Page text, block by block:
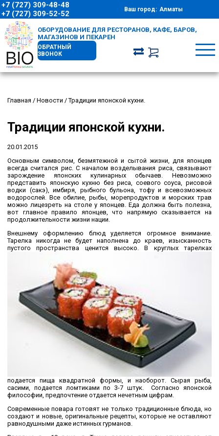
+7 (727) 309-48-48
+7 (727) 309-52-52
Ваш город: Алматы
ОБОРУДОВАНИЕ ДЛЯ РЕСТОРАНОВ, КАФЕ, БАРОВ,
МАГАЗИНОВ И ПЕКАРЕН
ОБРАТНЫЙ
ЗВОНОК
Главная / Новости /Традиции японской кухни.
Традиции японской кухни.
20.01.2015
Основным символом, безмятежной и сытой жизни, для японцев
всегда считался рис. С началом возделывания риса, связывают
зарождение японских кулинарных обычаев.
Невозможно
представить японскую кухню без риса, соевого соуса, рисовой
водки (сакэ), имбиря, рыбного бульона, тофу и всевозможных
водорослей. Все обилие, рыбы, морепродуктов и морских трав
можно лицезреть на столе у японцев. Еда должна быть полезна,
вот главное правило японцев, что напрямую сказывается на
продолжительности жизни нации.
Внешнему оформлению блюд уделяется огромное внимание.
Тарелка никогда не будет наполнена до краев, изысканность
пустого пространства ценится высоко. В круглых тарелках
подается пища квадратной формы, и наоборот. Сырая рыба,
сасими, подается ломтиками по 3-7 штук. Согласно японской
философии, предпочтение отдается нечетным цифрам.
Современные повара готовят не только традиционные блюда, но
создают и новые, оригинальные рецепты, которые не оставляют
равнодушными даже истинных гурманов.